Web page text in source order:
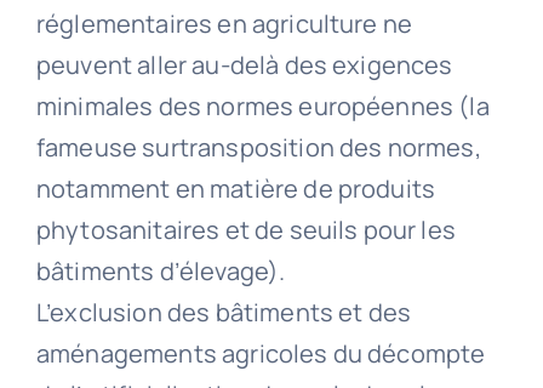
réglementaires en agriculture ne
peuvent aller au-delà des exigences
minimales des normes européennes (la
fameuse surtransposition des normes,
notamment en matière de produits
phytosanitaires et de seuils pour les
bâtiments d’élevage).
L’exclusion des bâtiments et des
aménagements agricoles du décompte